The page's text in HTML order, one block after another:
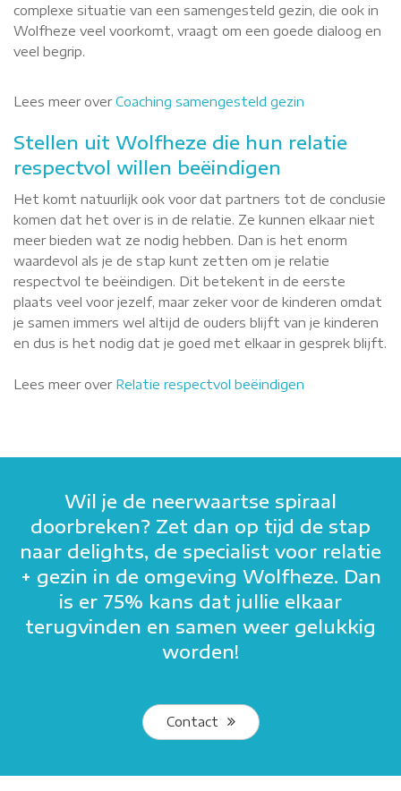
complexe situatie van een samengesteld gezin, die ook in
Wolfheze veel voorkomt, vraagt om een goede dialoog en
veel begrip.
Lees meer overCoaching samengesteld gezin
Stellen uit Wolfheze die hun relatie
respectvol willen beëindigen
Het komt natuurlijk ook voor dat partners tot de conclusie
komen dat het over is in de relatie. Ze kunnen elkaar niet
meer bieden wat ze nodig hebben. Dan is het enorm
waardevol als je de stap kunt zetten om je relatie
respectvol te beëindigen. Dit betekent in de eerste
plaats veel voor jezelf, maar zeker voor de kinderen omdat
je samen immers wel altijd de ouders blijft van je kinderen
en dus is het nodig dat je goed met elkaar in gesprek blijft.
Lees meer over Relatie respectvol beëindigen
Wil je de neerwaartse spiraal
doorbreken? Zet dan op tijd de stap
naar delights, de specialist voor relatie
+ gezin in de omgeving Wolfheze. Dan
is er 75% kans dat jullie elkaar
terugvinden en samen weer gelukkig
worden!
Contact